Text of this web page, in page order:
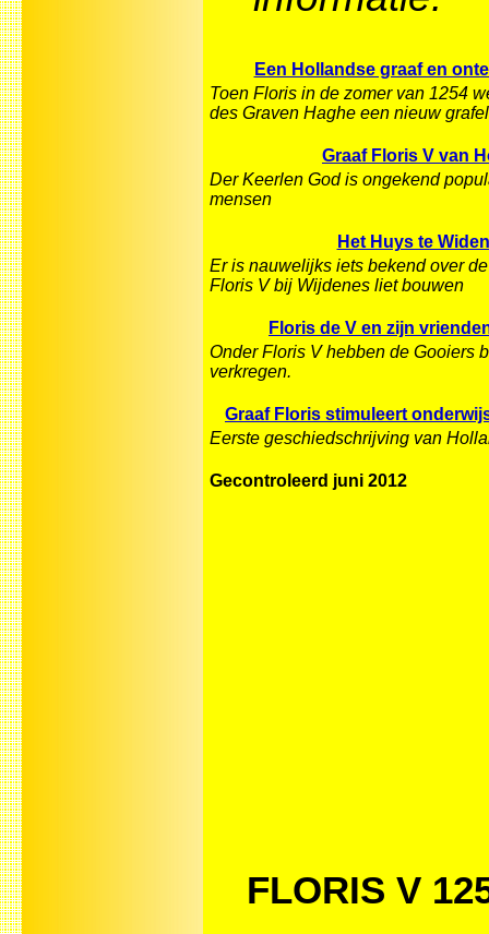
Een Hollandse graaf en
Toen Floris in de zomer van 1254
des Graven Haghe een nieuw
Graaf Floris V van
Der Keerlen God is ongekend
mensen
Het Huys te
Er is nauwelijks iets bekend over
Floris V bij Wijdenes liet bouwen
Floris de V en zijn
Onder Floris V hebben de Gooiers
verkregen.
Graaf Floris stimuleert
Eerste geschiedschrijving van
Gecontroleerd juni 2012
FLORIS V